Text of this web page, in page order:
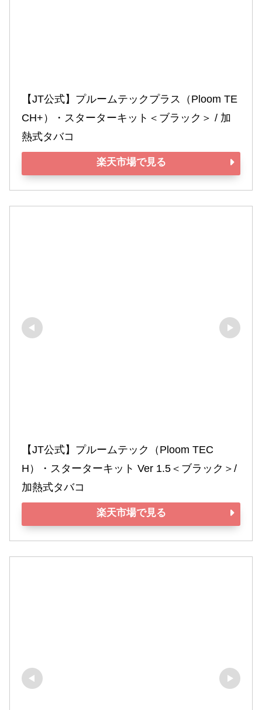
【JT公式】プルームテックプラス（Ploom TE
CH+）・スターターキット＜ブラック＞ / 加
熱式タバコ
楽天市場で見る
【JT公式】プルームテック（Ploom TEC
H）・スターターキット Ver 1.5＜ブラック＞/
加熱式タバコ
楽天市場で見る